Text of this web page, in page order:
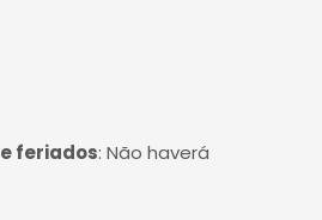
feriados: Não haverá